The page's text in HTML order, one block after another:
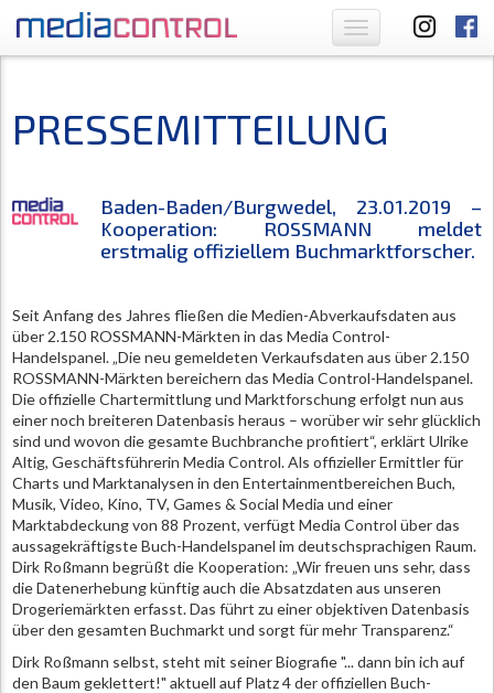
Toggle
navigation
PRESSEMITTEILUNG
Baden-Baden/Burgwedel, 23.01.2019 –
Kooperation: ROSSMANN meldet
erstmalig offiziellem Buchmarktforscher.
Seit Anfang des Jahres fließen die Medien-Abverkaufsdaten aus
über 2.150 ROSSMANN-Märkten in das Media Control-
Handelspanel. „Die neu gemeldeten Verkaufsdaten aus über 2.150
ROSSMANN-Märkten bereichern das Media Control-Handelspanel.
Die offizielle Chartermittlung und Marktforschung erfolgt nun aus
einer noch breiteren Datenbasis heraus – worüber wir sehr glücklich
sind und wovon die gesamte Buchbranche profitiert“, erklärt Ulrike
Altig, Geschäftsführerin Media Control. Als offizieller Ermittler für
Charts und Marktanalysen in den Entertainmentbereichen Buch,
Musik, Video, Kino, TV, Games & Social Media und einer
Marktabdeckung von 88 Prozent, verfügt Media Control über das
aussagekräftigste Buch-Handelspanel im deutschsprachigen Raum.
Dirk Roßmann begrüßt die Kooperation: „Wir freuen uns sehr, dass
die Datenerhebung künftig auch die Absatzdaten aus unseren
Drogeriemärkten erfasst. Das führt zu einer objektiven Datenbasis
über den gesamten Buchmarkt und sorgt für mehr Transparenz.“
Dirk Roßmann selbst, steht mit seiner Biografie "... dann bin ich auf
den Baum geklettert!" aktuell auf Platz 4 der offiziellen Buch-